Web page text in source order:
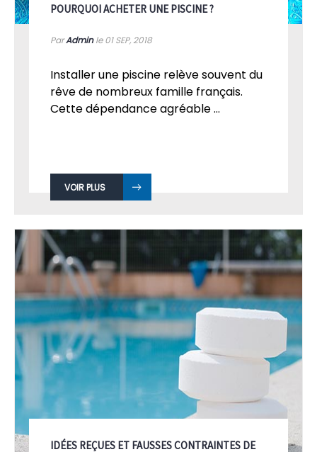
POURQUOI ACHETER UNE PISCINE ?
ParAdminle 01SEP, 2018
Installer une piscine relève souvent du
rêve de nombreux famille français.
Cette dépendance agréable ...
VOIR PLUS
IDÉES REÇUES ET FAUSSES CONTRAINTES DE